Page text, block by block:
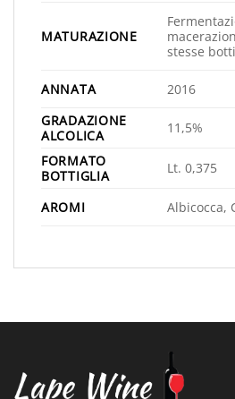
MATURAZIONE
stesse botti
ANNATA
2016
GRADAZIONE
ALCOLICA
11,5%
FORMATO
BOTTIGLIA
Lt. 0,375
AROMI Albicocca,